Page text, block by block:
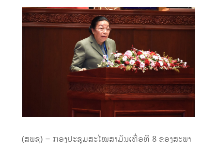
(ສພຊ) – ກອງປະຊຸມສະໄໝສາມັນເທື່ອທີ 8 ຂອງສະພາ